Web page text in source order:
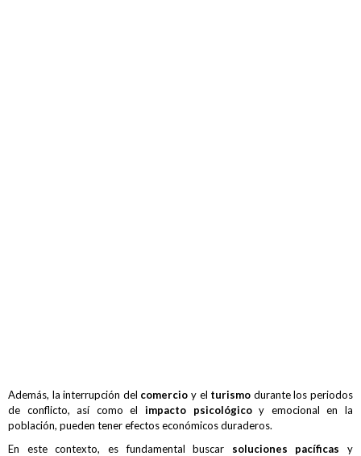
Además, la interrupción del comercio y el turismo durante los periodos
de conflicto, así como el impacto psicológicoy emocional en la
población, pueden tener efectos económicos duraderos.
En este contexto, es fundamental buscar soluciones pacíficas y